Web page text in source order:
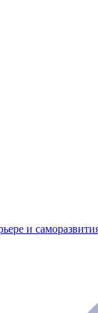
и